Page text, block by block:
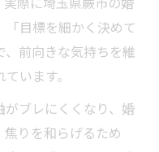
目標を細かく決めて
前向きな気持ちを維
います。
ブレにくくなり、婚
りを和らげるため